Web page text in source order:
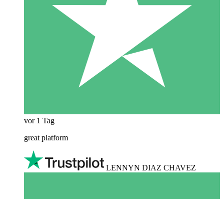
vor 1 Tag
great platform
LENNYN DIAZ CHAVEZ